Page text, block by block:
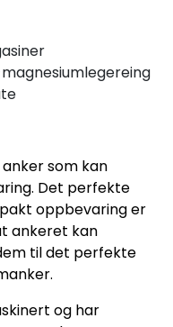
som kan
Det perfekte
oppbevaring er
ankeret kan
til det perfekte
og har